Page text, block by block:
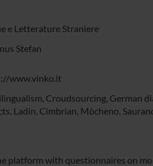
e Letterature Straniere
Stefan
www.vinko.it
Croudsourcing, German
Ladin, Cimbrian, Mòcheno,
platform with questionnaires on